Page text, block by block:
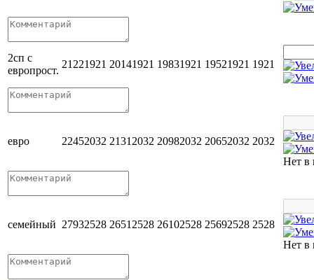
2сп с
европрост.
21221921 20141921 19831921 19521921 1921
евро 22452032 2131 2032 20982032 20652032 2032
Нет в
семейный 27932528 2651 2528 26102528 25692528 2528
Нет в